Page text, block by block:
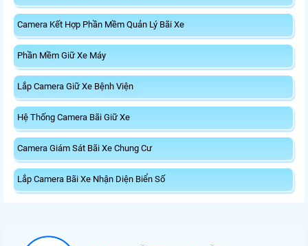
Camera Kết Hợp Phần Mềm Quản Lý Bãi Xe
Phần Mềm Giữ Xe Máy
Lắp Camera Giữ Xe Bệnh Viện
Hệ Thống Camera Bãi Giữ Xe
Camera Giám Sát Bãi Xe Chung Cư
Lắp Camera Bãi Xe Nhận Diện Biển Số